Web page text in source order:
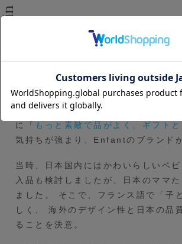
Brand Origin いう 思いから生まれた、BelleVieの
もともとは、BelleVieの創業者が立
まり、 多くのママたちから“ありが
に「 もっと素敵で品がよく、ギフト
気持ちが強まり、Enfantのブランド
当時、日本国内にはかわいらしいベ
入品も検討しましたが、日本のママ
ました。 そこで、フランス語で「子
しく、 海外のデザイン性と日本の品
ることを決意。